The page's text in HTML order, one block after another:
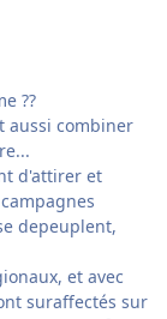
??
aussi combiner
d'attirer et
depeuplent,
et avec
suraffectés sur